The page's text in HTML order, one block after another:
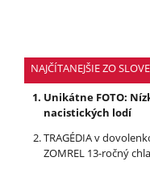
NAJČÍTANEJŠIE ZO
Unikátne FOTO:
nacistických lodí
TRAGÉDIA v
ZOMREL 13-ročný